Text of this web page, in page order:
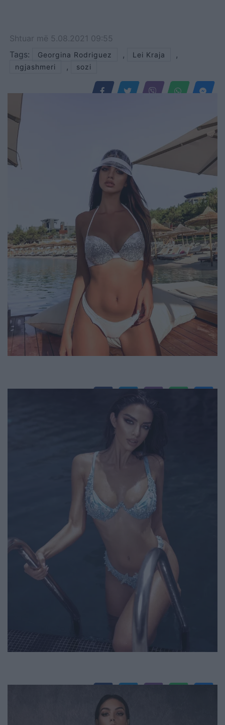
Shtuar më 5.08.2021 09:55
Tags:
Georgina Rodriguez , Lei Kraja ,
ngjashmeri , sozi